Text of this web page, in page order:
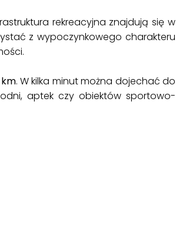
rekreacyjna znajdują się w
z wypoczynkowego charakteru
. W kilka minut można dojechać do
aptek czy obiektów sportowo-